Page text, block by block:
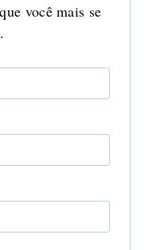
você mais se